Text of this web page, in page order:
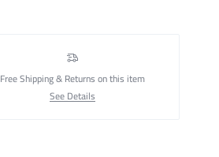
Free Shipping & Returns on this item
See Details